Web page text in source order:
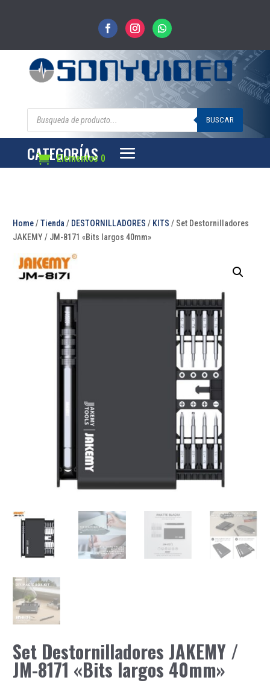
Búsqueda
BUSCAR
Elementos 0
CATEGORÍAS
Home/Tienda / DESTORNILLADORES / KITS / Set Destornilladores
JAKEMY / JM-8171 «Bits largos 40mm»
Set Destornilladores JAKEMY /
JM-8171 «Bits largos 40mm»